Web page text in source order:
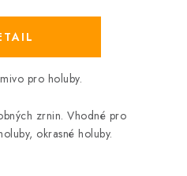
pro holuby.
zrnin. Vhodné pro
okrasné holuby.